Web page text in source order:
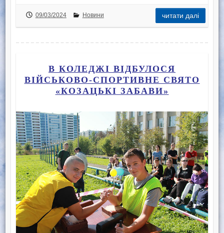
09/03/2024 Новини читати далі
В КОЛЕДЖІ ВІДБУЛОСЯ
ВІЙСЬКОВО-СПОРТИВНЕ СВЯТО
«КОЗАЦЬКІ ЗАБАВИ»